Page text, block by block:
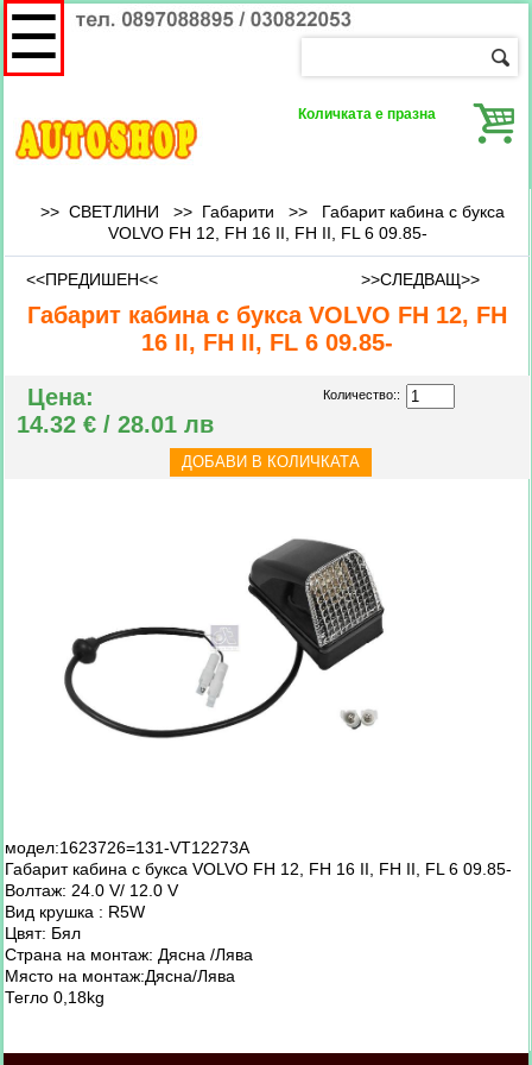
Количката е празна
☰
>> СВЕТЛИНИ >> Габарити >> Габарит кабина с букса
VOLVO FH 12, FH 16 II, FH II, FL 6 09.85-
<<ПРЕДИШЕН<< >>СЛЕДВАЩ>>
Габарит кабина с букса VOLVO FH 12, FH
16 II, FH II, FL 6 09.85-
Цена:
14.32 € / 28.01 лв
Количество::
модел:1623726=131-VT12273A
Габарит кабина с букса VOLVO FH 12, FH 16 II, FH II, FL 6 09.85-
Волтаж: 24.0 V/ 12.0 V
Вид крушка : R5W
Цвят: Бял
Страна на монтаж: Дясна /Лява
Място на монтаж:Дясна/Лява
Тегло 0,18kg